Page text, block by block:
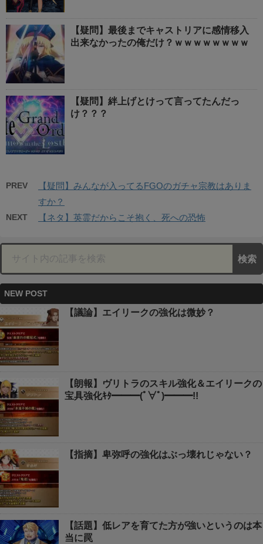
【疑問】最後までキャストリアに感情移入
出来なかったの俺だけ？ｗｗｗｗｗｗｗｗ
【疑問】絆上げとけって言ってたんだっ
け？？？
PREV
【疑問】みんなが入ってるFGOのガチャ宗教はありま
すか？
NEXT 【ネタ】英霊だからこそ抱く、死への恐怖
NEW POST
【議論】エイリークの強化は微妙？
【朗報】ヴリトラのスキル強化＆エイリークの
宝具強化ｷﾀ━━━(ﾟ∀ﾟ)━━━!!
【指摘】卑弥呼の強化はぶっ壊れじゃない？
【話題】低レアを育てた方が強いというのは本
当に罠